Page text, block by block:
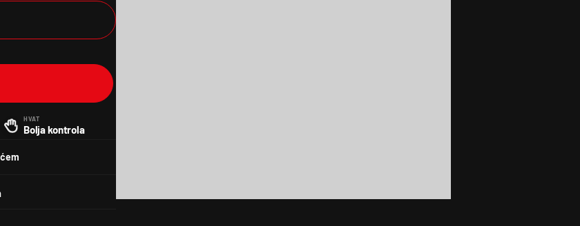
HVAT
Bolja kontrola